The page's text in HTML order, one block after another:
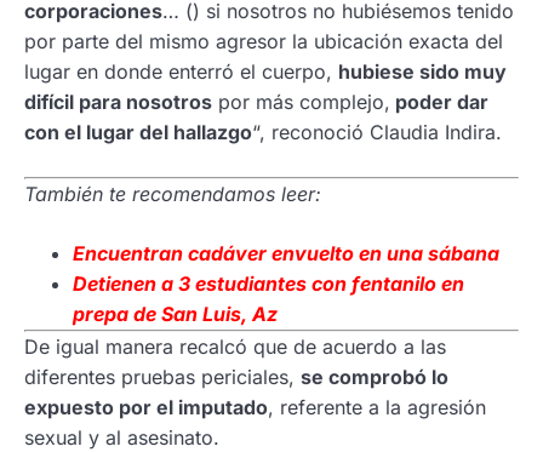
corporaciones… () si nosotros no hubiésemos tenido
por parte del mismo agresor la ubicación exacta del
lugar en donde enterró el cuerpo, hubiese sido muy
difícil para nosotros por más complejo, poder dar
con el lugar del hallazgo“, reconoció Claudia Indira.
También te recomendamos leer:
Encuentran cadáver envuelto en una sábana
Detienen a 3 estudiantes con fentanilo en
prepa de San Luis, Az
De igual manera recalcó que de acuerdo a las
diferentes pruebas periciales, se comprobó lo
expuesto por el imputado, referente a la agresión
sexual y al asesinato.